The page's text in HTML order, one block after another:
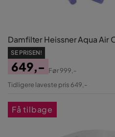
Damfilter Heissner Aqua Air
SE PRISEN!
Pris
649,-
Original
Før999,-
Tidligere laveste pris 649,-
Få tilbage